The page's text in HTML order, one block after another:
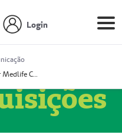
Login
Prestador Medlife Consultas e Diagnósticos (51004334-2)